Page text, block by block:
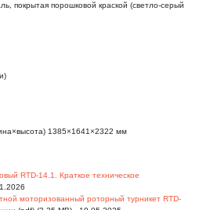
покрытая порошковой краской (светло-серый
1385×1641×2322 мм
RTD-14.1. Краткое техническое
моторизованный роторный турникет RTD-